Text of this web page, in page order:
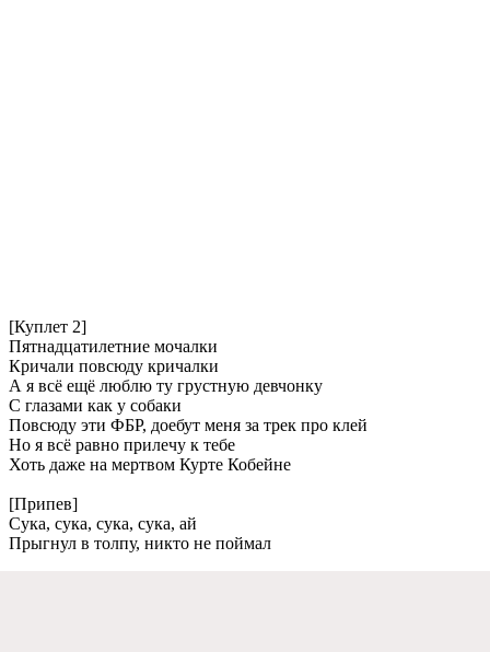
[Куплет 2]
Пятнадцатилетние мочалки
Кричали повсюду кричалки
А я всё ещё люблю ту грустную девчонку
С глазами как у собаки
Повсюду эти ФБР, доебут меня за трек про клей
Но я всё равно прилечу к тебе
Хоть даже на мертвом Курте Кобейне
[Припев]
Сука, сука, сука, сука, ай
Прыгнул в толпу, никто не поймал